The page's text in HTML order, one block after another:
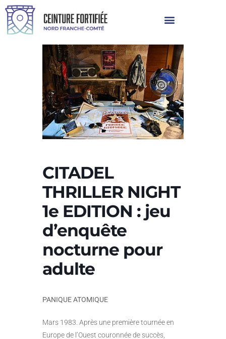
CITADEL
THRILLER NIGHT
1e EDITION : jeu
d’enquête
nocturne pour
adulte
PANIQUE ATOMIQUE
Mars 1983. Après une première tournée en
Europe de l’Ouest couronnée de succès,